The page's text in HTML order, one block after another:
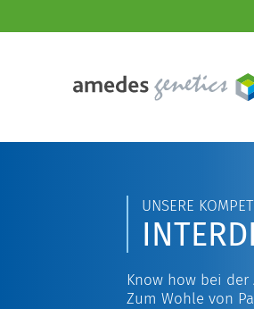
UNSERE
Know how bei
Zum Wohle von